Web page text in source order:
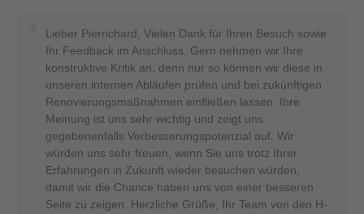
Lieber Pierrichard, Vielen Dank für Ihren Besuch sowie
Ihr Feedback im Anschluss. Gern nehmen wir Ihre
konstruktive Kritik an, denn nur so können wir diese in
unseren internen Abläufen prüfen und bei zukünftigen
Renovierungsmaßnahmen einfließen lassen. Ihre
Meinung ist uns sehr wichtig und zeigt uns
gegebenenfalls Verbesserungspotenzial auf. Wir
würden uns sehr freuen, wenn Sie uns trotz Ihrer
Erfahrungen in Zukunft wieder besuchen würden,
damit wir die Chance haben uns von einer besseren
Seite zu zeigen. Herzliche Grüße, Ihr Team von den H-